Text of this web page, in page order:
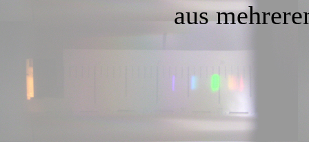
aus